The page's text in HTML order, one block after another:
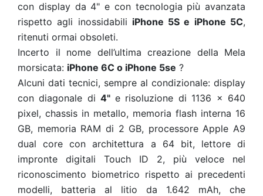
con display da 4" e con tecnologia più avanzata
rispetto agli inossidabili iPhone 5S e iPhone 5C,
ritenuti ormai obsoleti.
Incerto il nome dell’ultima creazione della Mela
morsicata: iPhone 6C o iPhone 5se ?
Alcuni dati tecnici, sempre al condizionale: display
con diagonale di4" e risoluzione di 1136 x 640
pixel, chassis in metallo, memoria flash interna 16
GB, memoria RAM di 2 GB, processore Apple A9
dual core con architettura a 64 bit, lettore di
impronte digitali Touch ID 2, più veloce nel
riconoscimento biometrico rispetto ai precedenti
modelli, batteria al litio da 1.642 mAh, che